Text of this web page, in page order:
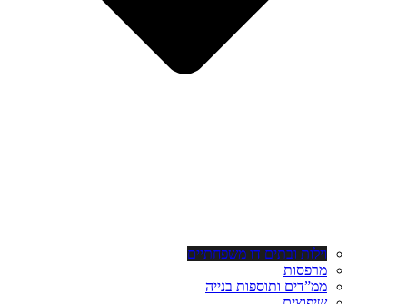
וילות ובתים דו משפחתיים
מרפסות
ממ”דים ותוספות בנייה